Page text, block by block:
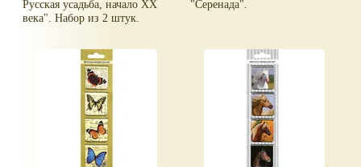
Русская усадьба, начало XX
века". Набор из 2 штук.
"Серенада".